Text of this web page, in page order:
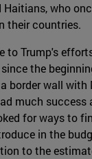
who
their countries.
to Trump's
the
border wall with
much success
for ways to
in the
to the